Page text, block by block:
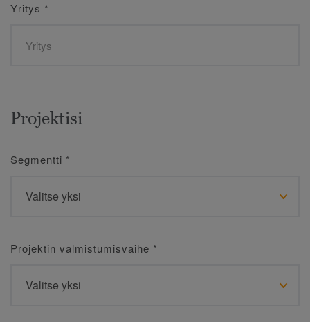
Yritys *
Projektisi
Segmentti *
Projektin valmistumisvaihe *